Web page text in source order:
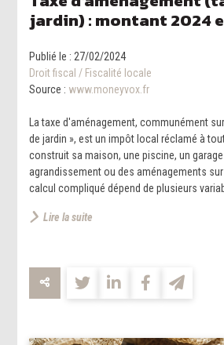
jardin) : montant 2024
Publié le : 27/02/2024
Droit fiscal / Fiscalité locale
Source : www.moneyvox.fr
La taxe d'aménagement, communément
de jardin », est un impôt local réclamé à
construit sa maison, une piscine, un
agrandissement ou des aménagements
calcul compliqué dépend de plusieurs
Lire la suite